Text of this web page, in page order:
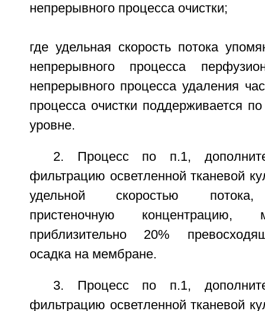
непрерывного процесса очистки;
где удельная скорость потока
непрерывного процесса
непрерывного процесса удаления
процесса очистки поддерживается
уровне.
2. Процесс по п.1,
фильтрацию осветленной тканевой
удельной скоростью потока,
пристеночную
приблизительно 20%
осадка на мембране.
3. Процесс по п.1,
фильтрацию осветленной тканевой